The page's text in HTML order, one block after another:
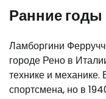
Ранние годы
Ламборгини
городе Рено в
технике и
спортсмена, но в